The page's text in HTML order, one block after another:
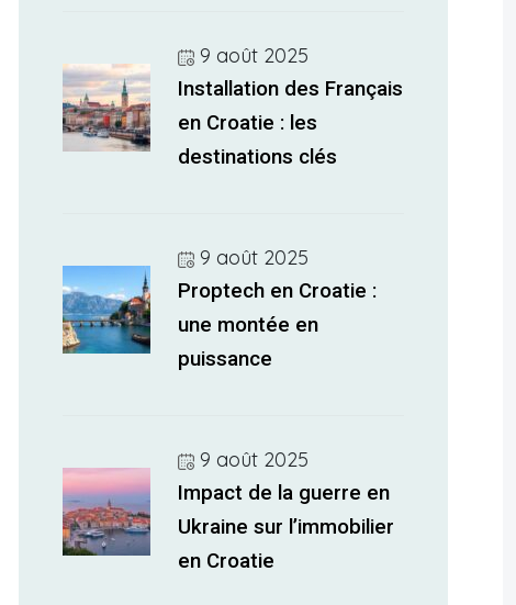
9 août 2025
Installation des Français
en Croatie : les
destinations clés
9 août 2025
Proptech en Croatie :
une montée en
puissance
9 août 2025
Impact de la guerre en
Ukraine sur l’immobilier
en Croatie